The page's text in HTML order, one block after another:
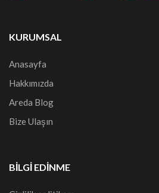
KURUMSAL
Anasayfa
Hakkımızda
Areda Blog
Bize Ulaşın
BILGI EDINME